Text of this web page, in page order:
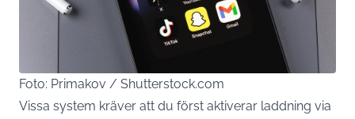
Foto: Primakov / Shutterstock.com
Vissa system kräver att du först aktiverar laddning via